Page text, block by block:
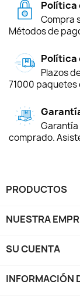
Política
Compra
Métodos de
Política
Plazos
71000
comprado.
PRODUCTOS
NUESTRA
SU CUENTA
INFORMACIÓN